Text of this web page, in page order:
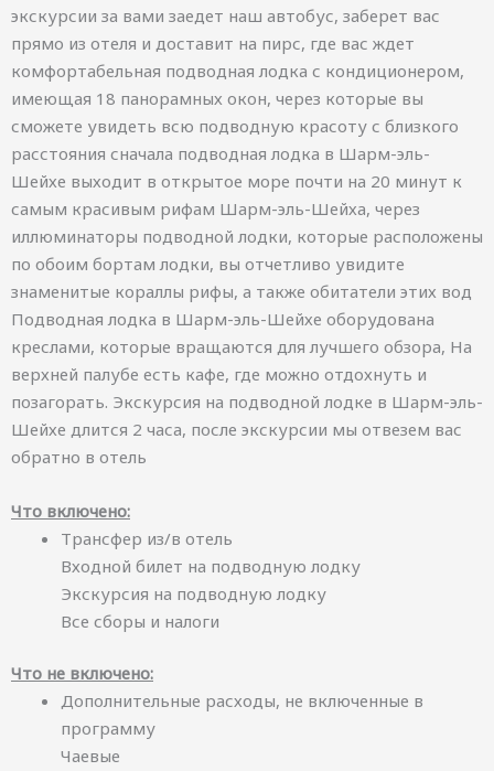
экскурсии за вами заедет наш автобус, заберет вас
прямо из отеля и доставит на пирс, где вас ждет
комфортабельная подводная лодка с кондиционером,
имеющая 18 панорамных окон, через которые вы
сможете увидеть всю подводную красоту с близкого
расстояния сначала подводная лодка в Шарм-эль-
Шейхе выходит в открытое море почти на 20 минут к
самым красивым рифам Шарм-эль-Шейха, через
иллюминаторы подводной лодки, которые расположены
по обоим бортам лодки, вы отчетливо увидите
знаменитые кораллы рифы, а также обитатели этих вод
Подводная лодка в Шарм-эль-Шейхе оборудована
креслами, которые вращаются для лучшего обзора, На
верхней палубе есть кафе, где можно отдохнуть и
позагорать. Экскурсия на подводной лодке в Шарм-эль-
Шейхе длится 2 часа, после экскурсии мы отвезем вас
обратно в отель
Что включено:
Трансфер из/в отель
Входной билет на подводную лодку
Экскурсия на подводную лодку
Все сборы и налоги
Что не включено:
Дополнительные расходы, не включенные в
программу
Чаевые